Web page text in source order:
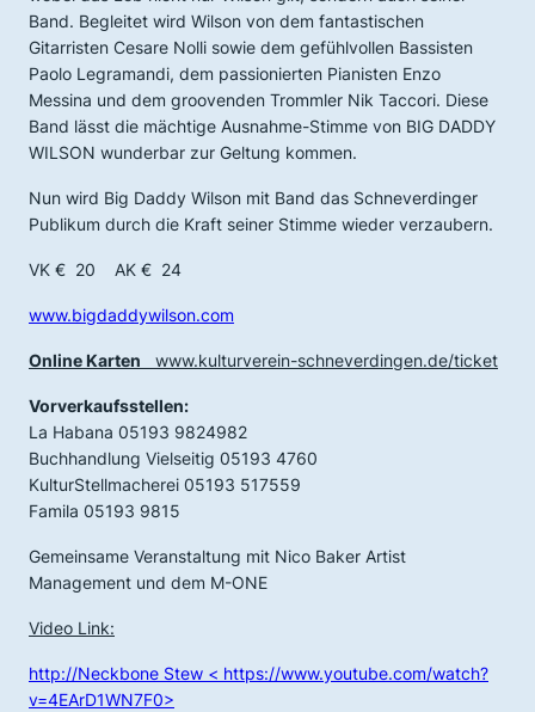
Band. Begleitet wird Wilson von dem fantastischen
Gitarristen Cesare Nolli sowie dem gefühlvollen Bassisten
Paolo Legramandi, dem passionierten Pianisten Enzo
Messina und dem groovenden Trommler Nik Taccori. Diese
Band lässt die mächtige Ausnahme-Stimme von BIG DADDY
WILSON wunderbar zur Geltung kommen.
Nun wird Big Daddy Wilson mit Band das Schneverdinger
Publikum durch die Kraft seiner Stimme wieder verzaubern.
VK € 20 AK € 24
www.bigdaddywilson.com
Online Karten www.kulturverein-schneverdingen.de/ticket
Vorverkaufsstellen:
La Habana 05193 9824982
Buchhandlung Vielseitig 05193 4760
KulturStellmacherei 05193 517559
Famila 05193 9815
Gemeinsame Veranstaltung mit Nico Baker Artist
Management und dem M-ONE
Video Link:
http://Neckbone Stew < https://www.youtube.com/watch?
v=4EArD1WN7F0>